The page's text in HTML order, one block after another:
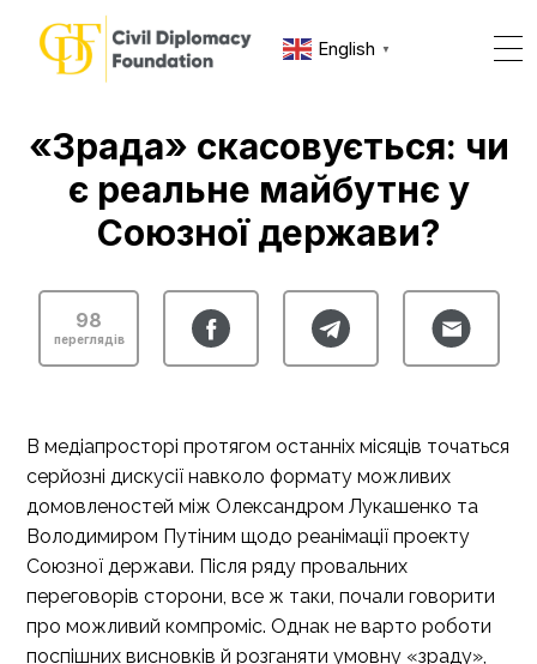
English ▼
«Зрада» скасовується: чи
є реальне майбутнє у
Союзної держави?
98
переглядів
В медіапросторі протягом останніх місяців точаться
серйозні дискусії навколо формату можливих
домовленостей між Олександром Лукашенко та
Володимиром Путіним щодо реанімації проекту
Союзної держави. Після ряду провальних
переговорів сторони, все ж таки, почали говорити
про можливий компроміс. Однак не варто роботи
поспішних висновків й розганяти умовну «зраду»,